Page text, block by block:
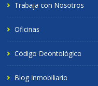
Trabaja con Nosotros
Oficinas
Código Deontológico
Blog Inmobiliario